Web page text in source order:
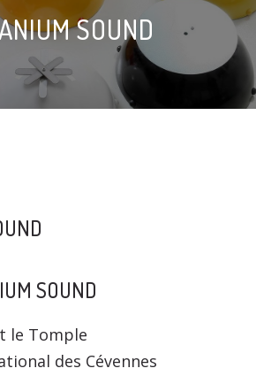
SOUND
SOUND
le Tomple
des Cévennes